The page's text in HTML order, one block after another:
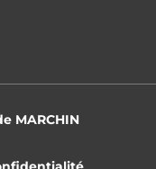
MARCHIN